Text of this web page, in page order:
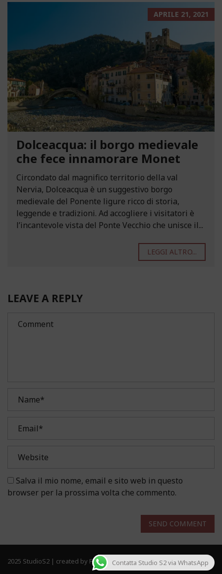
APRILE 21, 2021
Dolceacqua: il borgo medievale
che fece innamorare Monet
Circondato dal magnifico territorio della val
Nervia, Dolceacqua è un suggestivo borgo
medievale del Ponente ligure ricco di storia,
leggende e tradizioni. Ad accogliere i visitatori è
l’incantevole vista del Ponte Vecchio che unisce il...
LEGGI ALTRO...
LEAVE A REPLY
Salva il mio nome, email e sito web in questo
browser per la prossima volta che commento.
SEND COMMENT
2025 StudioS2 | created by Frau Solutions. All rights reserved.
Contatta Studio S2 via WhatsApp